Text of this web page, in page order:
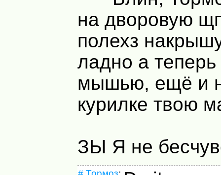
на дворовую
полехз
ладно а
мышью, ещё и
курилке твою
ЗЫ Я не